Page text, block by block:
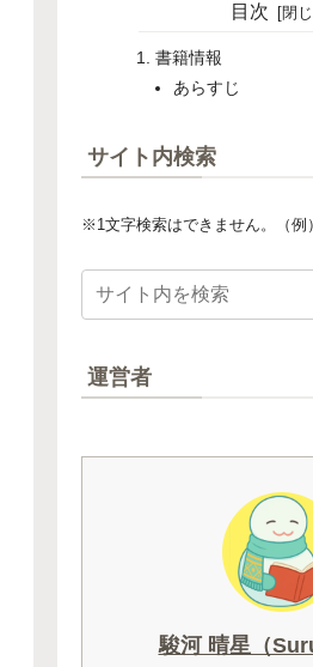
目次
書籍情報
あらすじ
サイト内検索
※1文字検索はできません。（例
運営者
駿河 晴星（